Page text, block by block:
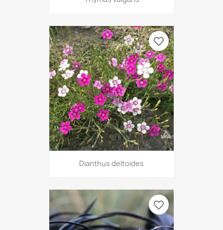
Dianthus deltoides
favorite_border
favorite_border